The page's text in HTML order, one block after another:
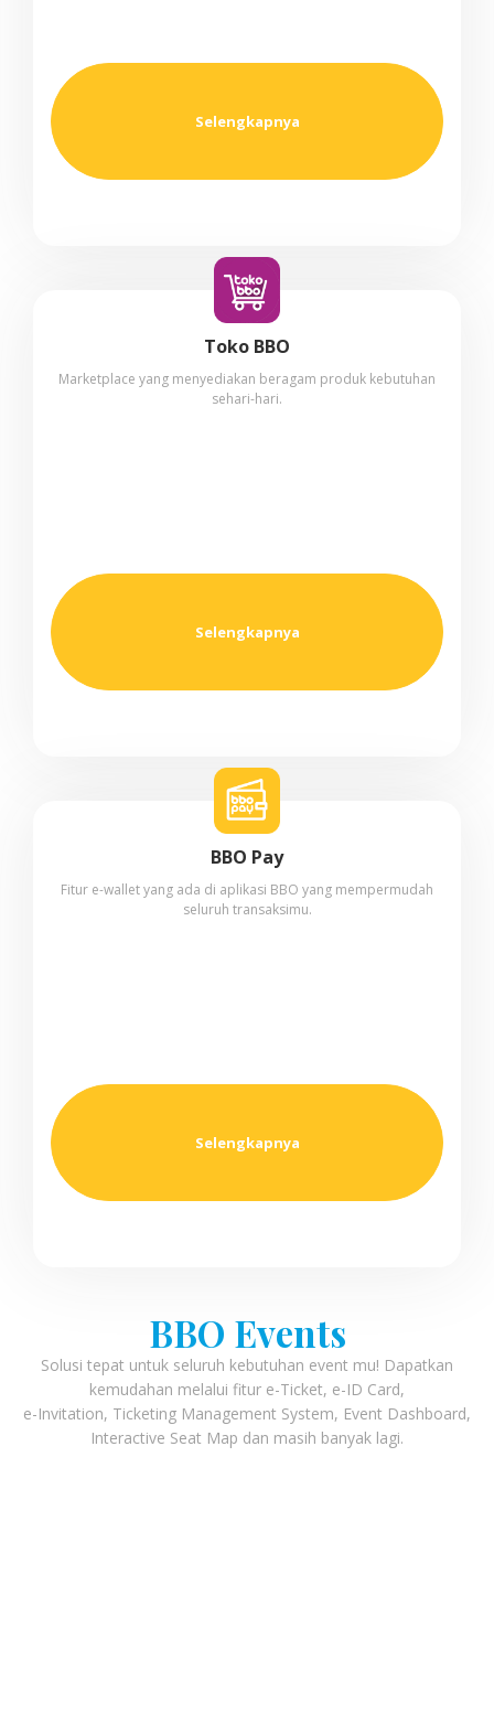
Selengkapnya
Toko BBO
Marketplace yang menyediakan beragam produk kebutuhan
sehari-hari.
Selengkapnya
BBO Pay
Fitur e-wallet yang ada di aplikasi BBO yang mempermudah
seluruh transaksimu.
Selengkapnya
BBO Events
Solusi tepat untuk seluruh kebutuhan event mu! Dapatkan
kemudahan melalui fitur e-Ticket, e-ID Card,
e-Invitation, Ticketing Management System, Event Dashboard,
Interactive Seat Map dan masih banyak lagi.